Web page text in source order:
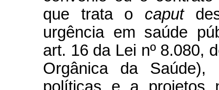
que trata o caput
urgência em saúde
art. 16 da Lei nº 8.080,
Orgânica da